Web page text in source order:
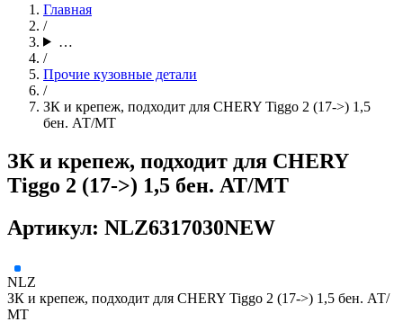
Главная
/
…
/
Прочие кузовные детали
/
ЗК и крепеж, подходит для CHERY Tiggo 2 (17->) 1,5
бен. АТ/МТ
ЗК и крепеж, подходит для CHERY
Tiggo 2 (17->) 1,5 бен. АТ/МТ
Артикул: NLZ6317030NEW
NLZ
ЗК и крепеж, подходит для CHERY Tiggo 2 (17->) 1,5 бен. АТ/
МТ